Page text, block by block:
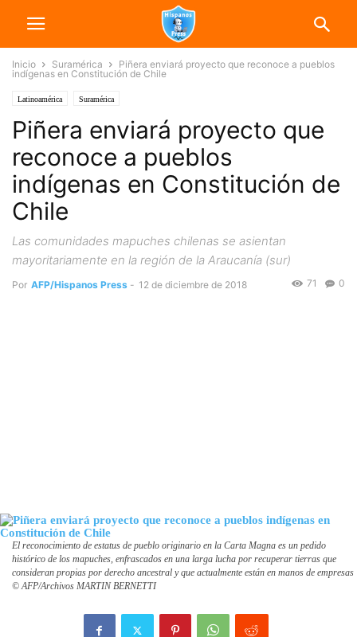
Inicio Suramérica
Piñera enviará proyecto que reconoce a pueblos
indígenas en Constitución de Chile
Latinoamérica Suramérica
Piñera enviará proyecto que
reconoce a pueblos
indígenas en Constitución de
Chile
Las comunidades mapuches chilenas se asientan
mayoritariamente en la región de la Araucanía (sur)
Por AFP/Hispanos Press - 12 de diciembre de 2018 0
71
El reconocimiento de estatus de pueblo originario en la Carta Magna es un pedido
histórico de los mapuches, enfrascados en una larga lucha por recuperar tierras que
consideran propias por derecho ancestral y que actualmente están en manos de empresas
© AFP/Archivos MARTIN BERNETTI